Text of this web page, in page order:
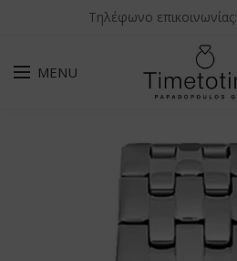
Τηλέφωνο επικοινωνίας:
MENU